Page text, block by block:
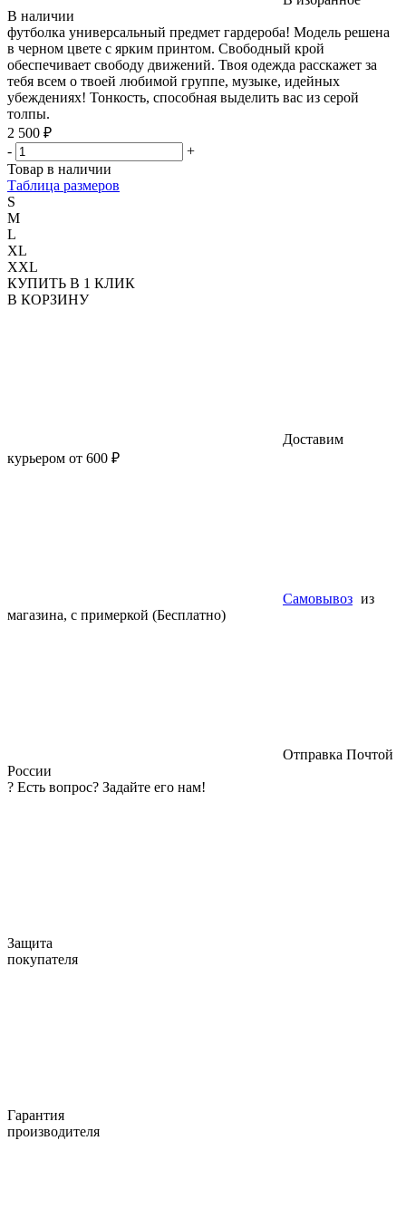
В наличии
футболка универсальный предмет гардероба! Модель решена
в черном цвете с ярким принтом. Свободный крой
обеспечивает свободу движений. Твоя одежда расскажет за
тебя всем о твоей любимой группе, музыке, идейных
убеждениях! Тонкость, способная выделить вас из серой
толпы.
2 500 ₽
-
+
Товар в наличии
Таблица размеров
S
M
L
XL
XXL
КУПИТЬ В 1 КЛИК
В КОРЗИНУ
Доставим
курьером от 600 ₽
Самовывоз из
магазина, с примеркой (Бесплатно)
Отправка Почтой
России
? Есть вопрос? Задайте его нам!
Защита
покупателя
Гарантия
производителя